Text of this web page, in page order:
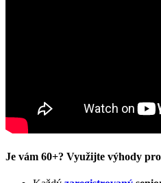
Je vám 60+? Využijte výhody